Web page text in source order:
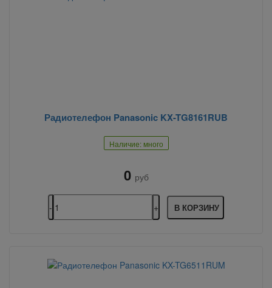
Радиотелефон Panasonic KX-TG8161RUB
Наличие: много
0 руб
В КОРЗИНУ